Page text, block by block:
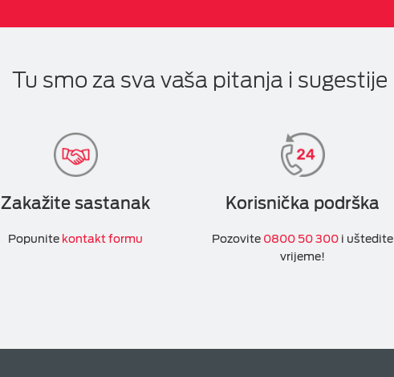
Tu smo za sva vaša pitanja i sugestije
Zakažite sastanak
Popunite kontakt formu
Korisnička podrška
Pozovite 0800 50 300 i uštedite
vrijeme!